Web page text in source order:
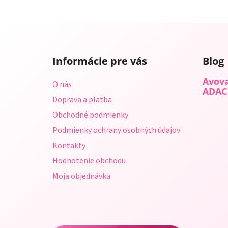
Informácie pre vás
O nás
Doprava a platba
Obchodné podmienky
Podmienky ochrany osobných údajov
Kontakty
Hodnotenie obchodu
Moja objednávka
Blog